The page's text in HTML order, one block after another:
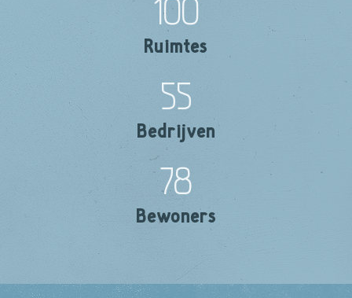
100
Ruimtes
55
Bedrijven
78
Bewoners